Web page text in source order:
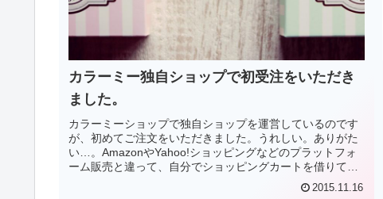
カラーミー独自ショップで初受注をいただき
ました。
カラーミーショップで独自ショップを運営しているのです
が、初めてご注文をいただきました。うれしい。ありがた
い…。AmazonやYahoo!ショッピングなどのプラットフォ
ーム販売と違って、自分でショッピングカートを借りて立
2015.11.16